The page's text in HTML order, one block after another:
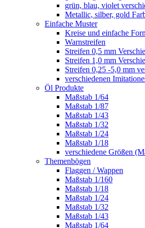
grün, blau, violet
Metallic, silber, gold
Einfache Muster
Kreise und einfache
Warnstreifen
Streifen 0,5 mm
Streifen 1,0 mm
Streifen 0,25 -5,0 mm
verschiedenen
Öl Produkte
Maßstab 1/64
Maßstab 1/87
Maßstab 1/43
Maßstab 1/32
Maßstab 1/24
Maßstab 1/18
verschiedene Größen
Themenbögen
Flaggen / Wappen
Maßstab 1/160
Maßstab 1/18
Maßstab 1/24
Maßstab 1/32
Maßstab 1/43
Maßstab 1/64